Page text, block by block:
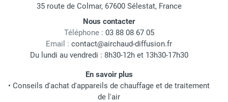
35 route de Colmar, 67600 Sélestat, France
Nous contacter
Téléphone : 03 88 08 67 05
Email : contact@airchaud-diffusion.fr
Du lundi au vendredi : 8h30-12h et 13h30-17h30
En savoir plus
• Conseils d'achat d'appareils de chauffage et de traitement
de l'air